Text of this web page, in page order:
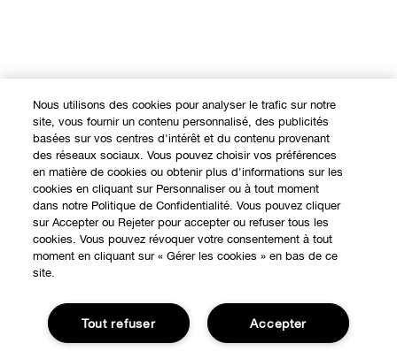
EXPÉRIENCE EN LIGNE
Nous utilisons des cookies pour analyser le trafic sur notre
site, vous fournir un contenu personnalisé, des publicités
basées sur vos centres d'intérêt et du contenu provenant
des réseaux sociaux. Vous pouvez choisir vos préférences
en matière de cookies ou obtenir plus d'informations sur les
cookies en cliquant sur Personnaliser ou à tout moment
dans notre Politique de Confidentialité. Vous pouvez cliquer
sur Accepter ou Rejeter pour accepter ou refuser tous les
cookies. Vous pouvez révoquer votre consentement à tout
moment en cliquant sur « Gérer les cookies » en bas de ce
site.
Accepter
Tout refuser